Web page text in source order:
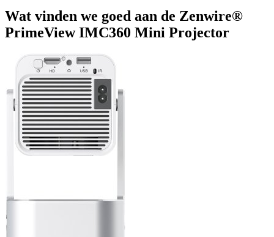
Wat vinden we goed aan de Zenwire®
PrimeView IMC360 Mini Projector